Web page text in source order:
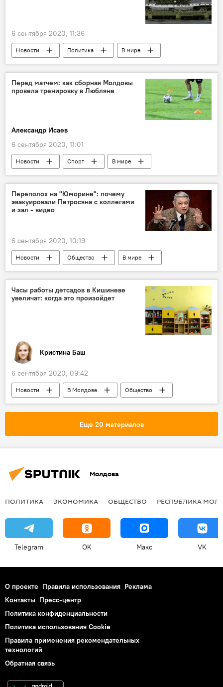
6 сентября 2020, 11:36
Новости Политика В мире
Перед матчем: как сборная Молдовы
провела тренировку в Любляне
Александр Исаев
6 сентября 2020, 11:01
Новости Спорт
В мире
Спорт
В Молдове Футбол
Переполох на "Юморине": почему
эвакуировали Петросяна с коллегами
и зал - видео
6 сентября 2020, 10:19
Новости Общество
В мире
Происшествия
Россия Культура
Часы работы детсадов в Кишиневе
увеличат: когда это произойдет
Кристина Баш
6 сентября 2020, 09:42
Новости В Молдове
Общество
Коронавирус
Еще 20 материалов
Молдова
ПОЛИТИКА ЭКОНОМИКА ОБЩЕСТВО РЕСПУБЛИКА
Telegram OK Макс VK
О проекте Правила использования Реклама
Контакты Пресс-центр
Политика конфиденциальности
Политика использования Cookie
Правила применения рекомендательных
технологий
Обратная связь